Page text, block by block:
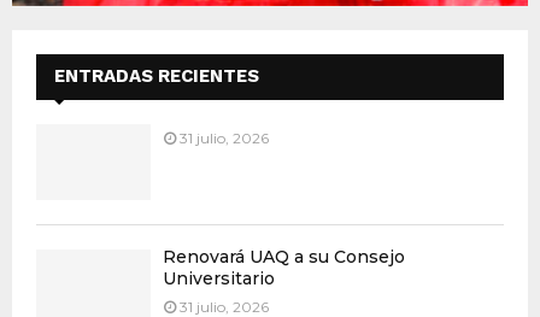
ENTRADAS RECIENTES
31 julio, 2026
Renovará UAQ a su Consejo
Universitario
31 julio, 2026